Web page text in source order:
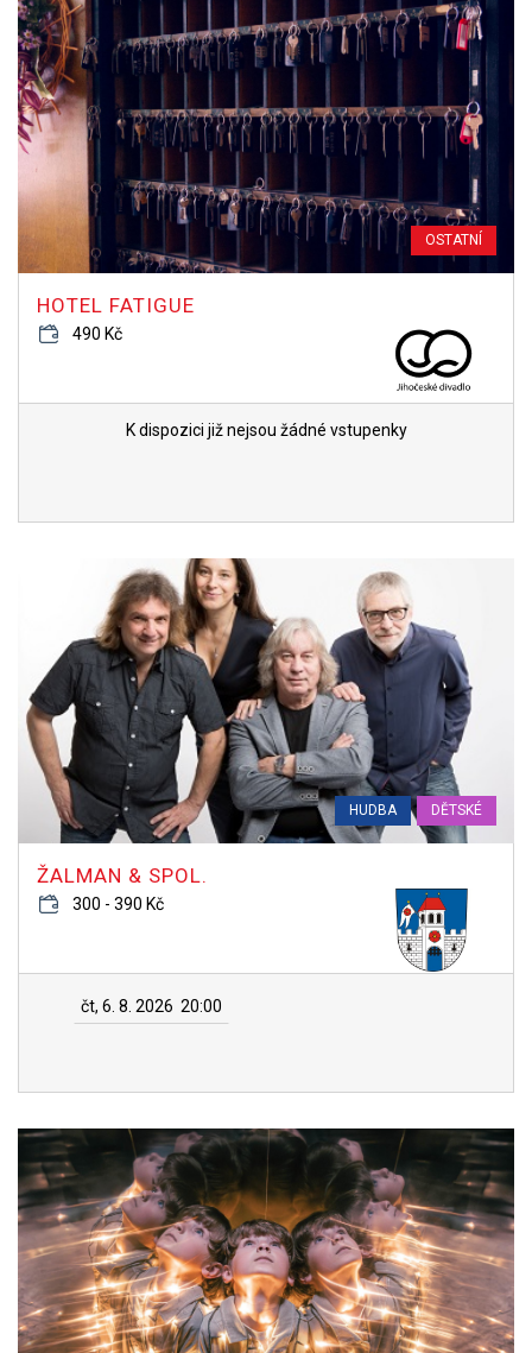
OSTATNÍ
HOTEL FATIGUE
490 Kč
K dispozici již nejsou žádné vstupenky
HUDBA DĚTSKÉ
ŽALMAN & SPOL.
300 - 390 Kč
čt, 6. 8. 2026 20:00